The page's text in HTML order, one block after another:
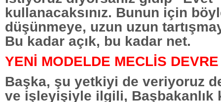
kullanacaksınız. Bunun için
düşünmeye, uzun uzun
Bu kadar açık, bu kadar net.
YENİ MODELDE MECLİS
Başka, şu yetkiyi de veriyoruz
ve işleyişiyle ilgili, Başbakanlık